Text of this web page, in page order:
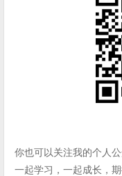
你也可以关注我的个人
一起学习，一起成长，期